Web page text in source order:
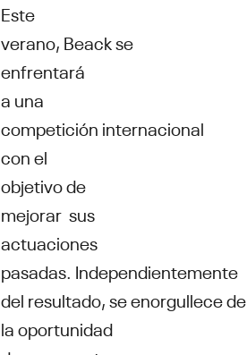
Este
verano, Beack se
enfrentará
a una
competición internacional
con el
objetivo de
mejorar sus
actuaciones
pasadas. Independientemente
del resultado, se enorgullece de
la oportunidad